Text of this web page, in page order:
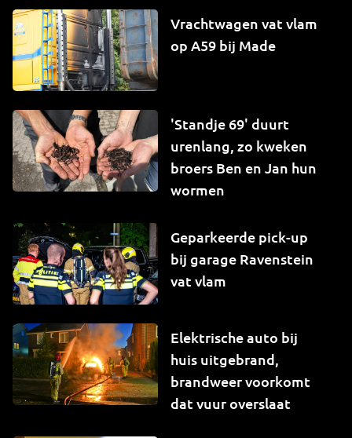
Vrachtwagen vat vlam
op A59 bij Made
'Standje 69' duurt
urenlang, zo kweken
broers Ben en Jan hun
wormen
Geparkeerde pick-up
bij garage Ravenstein
vat vlam
Elektrische auto bij
huis uitgebrand,
brandweer voorkomt
dat vuur overslaat